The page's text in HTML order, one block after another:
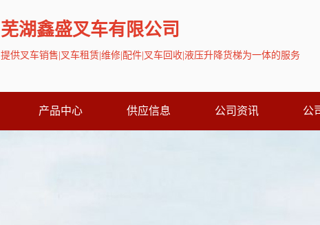
芜湖鑫盛叉车有限公司
提供叉车销售|叉车租赁|维修|配件|叉车回收|液压升降货梯为一体的服务
产品中心 供应信息 公司资讯 公